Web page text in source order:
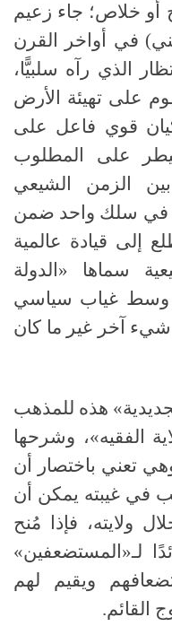
أو خلاص؛ جاء زعيم
في أواخر القرن
الذي رآه سلبيًّا،
على تهيئة الأرض
قوي فاعل على
على المطلوب
الزمن الشيعي
في سلك واحد ضمن
إلى قيادة عالمية
سماها «الدولة
وسط غياب سياسي
شيء آخر غير ما كان
هذه للمذهب
الفقيه»، وشرحها
تعني باختصار أن
في غيبته يمكن أن
ولايته، فإذا مُنح
لـ«المستضعفين»
ويقيم لهم
القائم.